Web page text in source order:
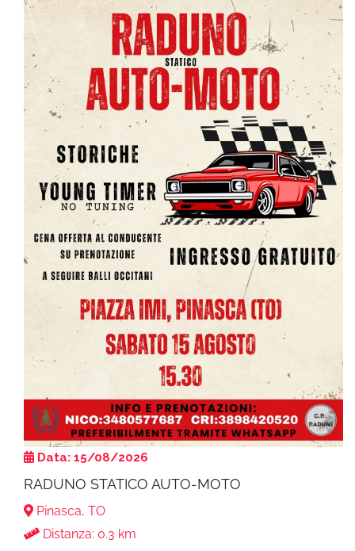
Data: 15/08/2026
RADUNO STATICO AUTO-MOTO
Pinasca, TO
Distanza: 0.3 km